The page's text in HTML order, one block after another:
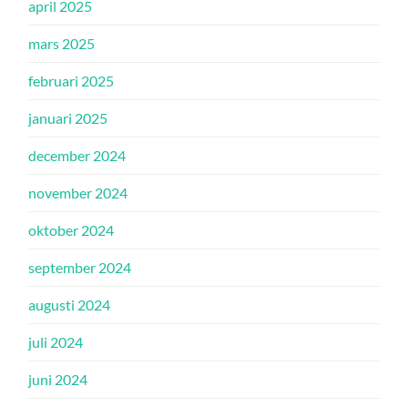
april 2025
mars 2025
februari 2025
januari 2025
december 2024
november 2024
oktober 2024
september 2024
augusti 2024
juli 2024
juni 2024